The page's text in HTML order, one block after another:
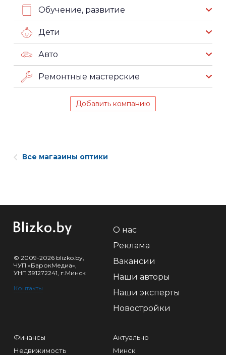
Обучение, развитие
Дети
Авто
Ремонтные мастерские
Добавить компанию
Все магазины оптики
© 2009-2026 blizko.by,
ЧУП «БарокМедиа»,
УНП 391272241, г.Минск
Контакты
О нас
Реклама
Вакансии
Наши авторы
Наши эксперты
Новостройки
Финансы
Недвижимость
Актуально
Минск